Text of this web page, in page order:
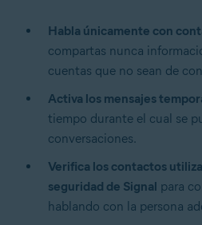
Habla únicamente con
compartas nunca
cuentas que no sean de
Activa los mensajes
tiempo durante el cual se
conversaciones.
Verifica los contactos
seguridad de Signal para
hablando con la persona